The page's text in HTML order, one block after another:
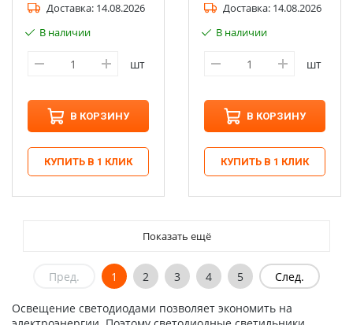
Доставка: 14.08.2026
В наличии
шт
В КОРЗИНУ
КУПИТЬ В 1 КЛИК
Доставка: 14.08.2026
В наличии
шт
В КОРЗИНУ
КУПИТЬ В 1 КЛИК
Показать ещё
Пред. 1 2 3 4 5 След.
Освещение светодиодами позволяет экономить на